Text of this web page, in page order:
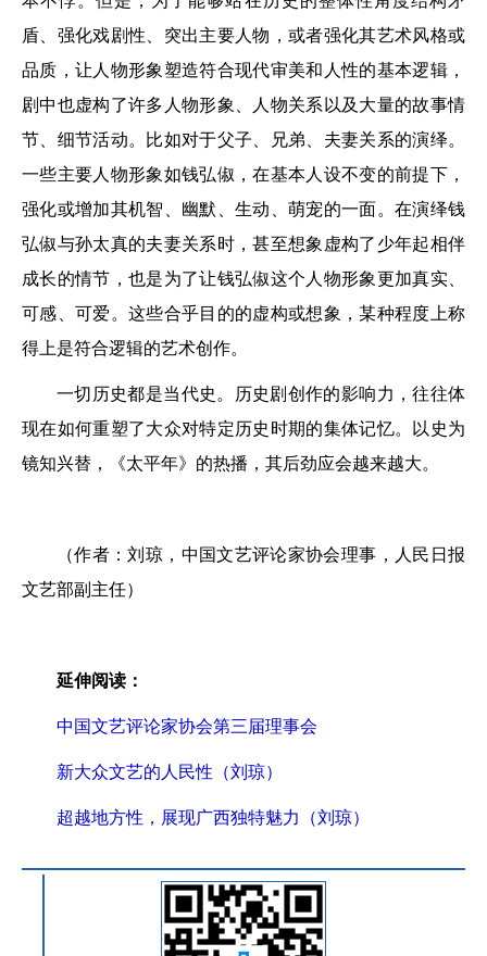
盾、强化戏剧性、突出主要人物，或者强化其艺术风格或
品质，让人物形象塑造符合现代审美和人性的基本逻辑，
剧中也虚构了许多人物形象、人物关系以及大量的故事情
节、细节活动。比如对于父子、兄弟、夫妻关系的演绎。
一些主要人物形象如钱弘俶，在基本人设不变的前提下，
强化或增加其机智、幽默、生动、萌宠的一面。在演绎钱
弘俶与孙太真的夫妻关系时，甚至想象虚构了少年起相伴
成长的情节，也是为了让钱弘俶这个人物形象更加真实、
可感、可爱。这些合乎目的的虚构或想象，某种程度上称
得上是符合逻辑的艺术创作。
一切历史都是当代史。历史剧创作的影响力，往往体
现在如何重塑了大众对特定历史时期的集体记忆。以史为
镜知兴替，《太平年》的热播，其后劲应会越来越大。
（作者：刘琼，中国文艺评论家协会理事，人民日报
文艺部副主任）
延伸阅读：
中国文艺评论家协会第三届理事会
新大众文艺的人民性（刘琼）
超越地方性，展现广西独特魅力（刘琼）